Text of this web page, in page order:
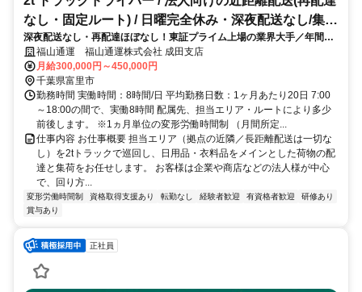
なし・固定ルート) / 日曜完全休み・深夜配送なし/集配
ﾄﾞﾗｲﾊﾞｰ2t(正社員)
深夜配送なし・再配達ほぼなし！東証プライム上場の業界大手／年間休
日110日
福山通運 福山通運株式会社 成田支店
月給300,000円～450,000円
千葉県富里市
勤務時間 実働時間：8時間/日 平均勤務日数：1ヶ月あたり20日 7:00
～18:00の間で、実働8時間 配属先、担当エリア・ルートにより多少
前後します。 ※1ヵ月単位の変形労働時間制 （月間所定...
仕事内容 お仕事概要 担当エリア（拠点の近隣／長距離配送は一切な
し）を2tトラックで巡回し、日用品・衣料品をメインとした荷物の配
達と集荷をお任せします。 お客様は企業や商店などの法人様が中心
で、回り方...
変形労働時間制 資格取得支援あり 転勤なし 経験者歓迎 有資格者歓迎
研修あり
賞与あり
正社員